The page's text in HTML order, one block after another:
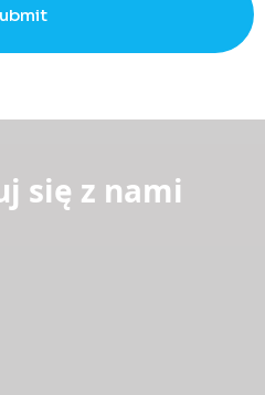
się z nami